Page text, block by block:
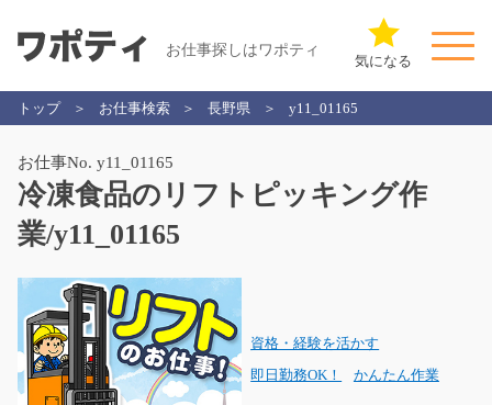
お仕事探しはワポティ
気になる
トップ お仕事検索 長野県 y11_01165
お仕事No. y11_01165
冷凍食品のリフトピッキング作
業/y11_01165
資格・経験を活かす
即日勤務OK！ かんたん作業